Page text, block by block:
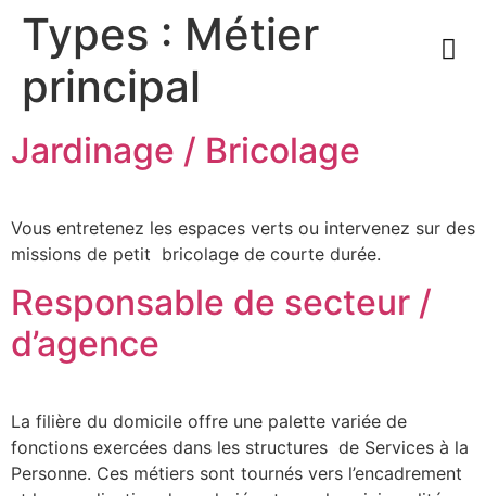
Types : Métier
principal
Jardinage / Bricolage
Vous entretenez les espaces verts ou intervenez sur des
missions de petit bricolage de courte durée.
Responsable de secteur /
d’agence
La filière du domicile offre une palette variée de
fonctions exercées dans les structures de Services à la
Personne. Ces métiers sont tournés vers l’encadrement